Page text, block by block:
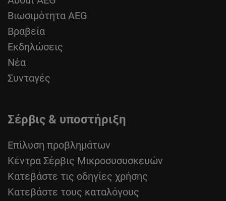
Βιωσιμότητα AEG
Βραβεία
Εκδηλώσεις
Νέα
Συνταγές
Σέρβις & υποστήριξη
Επίλυση προβλημάτων
Κέντρα Σέρβις Μικροσυσυσκευών
Κατεβάστε τις οδηγίες χρήσης
Κατεβάστε τους καταλόγους